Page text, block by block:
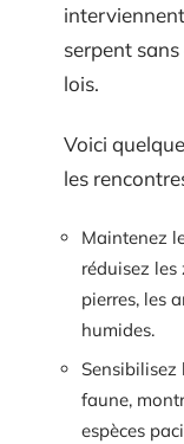
serpent
lois.
Voici
les
Maintenez
réduisez les
pierres, les
humides.
Sensibilisez
faune,
espèces